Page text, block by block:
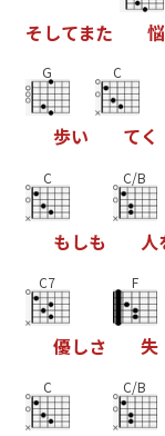
そ してまた 悩
G
歩い
C
てく
C
もしも
C/B
人
C7
優しさ
F
失
C C/B